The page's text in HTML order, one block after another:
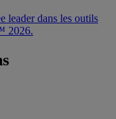
leader dans les outils
2026.